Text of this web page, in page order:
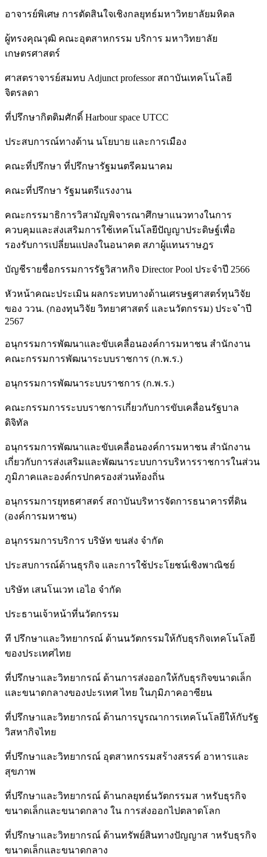
อาจารย์พิเศษ การตัดสินใจเชิงกลยุทธ์มหาวิทยาลัยมหิดล
ผู้ทรงคุณวุฒิ คณะอุตสาหกรรม บริการ มหาวิทยาลัย
เกษตรศาสตร์
ศาสตราจารย์สมทบ Adjunct professor สถาบันเทคโนโลยี
จิตรลดา
ที่ปรึกษากิตติมศักดิ์ Harbour space UTCC
ประสบการณ์ทางด้าน นโยบาย และการเมือง
คณะที่ปรึกษา ที่ปรึกษารัฐมนตรีคมนาคม
คณะที่ปรึกษา รัฐมนตรีแรงงาน
คณะกรรมาธิการวิสามัญพิจารณาศึกษาแนวทางในการ
ควบคุมและส่งเสริมการใช้เทคโนโลยีปัญญาประดิษฐ์เพื่อ
รองรับการเปลี่ยนแปลงในอนาคต สภาผู้แทนราษฎร
บัญชีรายชื่อกรรมการรัฐวิสาหกิจ Director Pool ประจำปี 2566
หัวหน้าคณะประเมิน ผลกระทบทางด้านเศรษฐศาสตร์ทุนวิจัย
ของ ววน. (กองทุนวิจัย วิทยาศาสตร์ และนวัตกรรม) ประจ ำปี
2567
อนุกรรมการพัฒนาและขับเคลื่อนองค์การมหาชน สำนักงาน
คณะกรรมการพัฒนาระบบราชการ (ก.พ.ร.)
อนุกรรมการพัฒนาระบบราชการ (ก.พ.ร.)
คณะกรรมการระบบราชการเกี่ยวกับการขับเคลื่อนรัฐบาล
ดิจิทัล
อนุกรรมการพัฒนาและขับเคลื่อนองค์การมหาชน สำนักงาน
เกี่ยวกับการส่งเสริมและพัฒนาระบบการบริหารราชการในส่วน
ภูมิภาคและองค์กรปกครองส่วนท้องถิ่น
อนุกรรมการยุทธศาสตร์ สถาบันบริหารจัดการธนาคารที่ดิน
(องค์การมหาชน)
อนุกรรมการบริการ บริษัท ขนส่ง จำกัด
ประสบการณ์ด้านธุรกิจ และการใช้ประโยชน์เชิงพาณิชย์
บริษัท เสนโนเวท เอไอ จำกัด
ประธานเจ้าหน้าที่นวัตกรรม
ที ปรึกษาและวิทยากรณ์ ด้านนวัตกรรมให้กับธุรกิจเทคโนโลยี
ของประเทศไทย
ที่ปรึกษาและวิทยากรณ์ ด้านการส่งออกให้กับธุรกิจขนาดเล็ก
และขนาดกลางของปะรเทศ ไทย ในภุมิภาคอาซียน
ที่ปรึกษาและวิทยากรณ์ ด้านการบูรณาการเทคโนโลยีให้กับรัฐ
วิสหากิจไทย
ที่ปรึกษาและวิทยากรณ์ อุตสาหกรรมสร้างสรรค์ อาหารและ
สุขภาพ
ที่ปรึกษาและวิทยากรณ์ ด้านกลยุทธ์นวัตกรรมส าหรับธุรกิจ
ขนาดเล็กและขนาดกลาง ใน การส่งออกไปตลาดโลก
ที่ปรึกษาและวิทยากรณ์ ด้านทรัพย์สินทางปัญญาส าหรับธุรกิจ
ขนาดเล็กและขนาดกลาง